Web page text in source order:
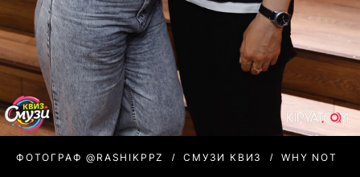
ФОТОГРАФ @RASHIKPPZ СМУЗИ КВИЗ WHY NOT